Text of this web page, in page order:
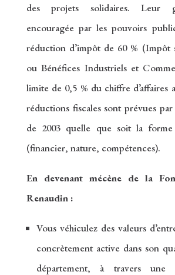
des projets solidaires. Leur
encouragée par les pouvoirs
réduction d’impôt de 60 % (Impôt
ou Bénéfices Industriels et
limite de 0,5 % du chiffre d’affaires
réductions fiscales sont prévues
de 2003 quelle que soit la forme
(financier, nature, compétences).
En devenant mécène de la
Renaudin :
Vous véhiculez des valeurs
concrètement active dans son
département, à travers une